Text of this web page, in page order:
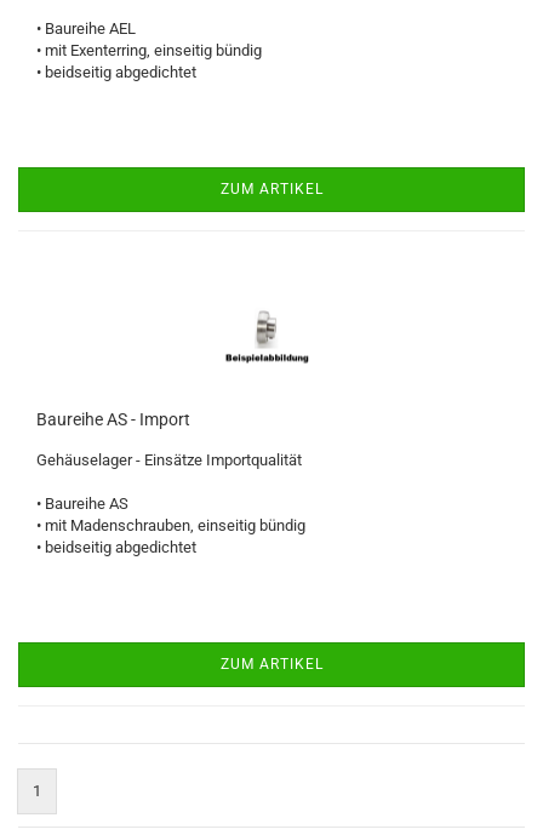
• Baureihe AEL
• mit Exenterring, einseitig bündig
• beidseitig abgedichtet
ZUM ARTIKEL
Baureihe AS - Import
Gehäuselager - Einsätze Importqualität
• Baureihe AS
• mit Madenschrauben, einseitig bündig
• beidseitig abgedichtet
ZUM ARTIKEL
1